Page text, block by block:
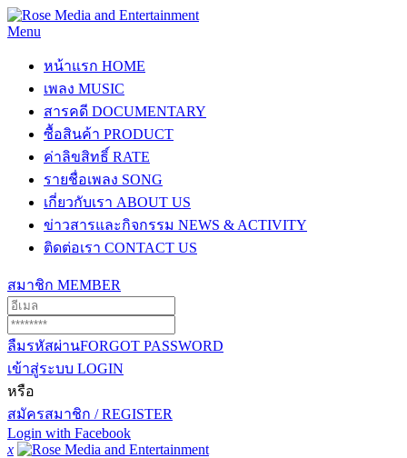
Menu
หน้าแรก HOME
เพลง MUSIC
สารคดี DOCUMENTARY
ซื้อสินค้า PRODUCT
ค่าลิขสิทธิ์ RATE
รายชื่อเพลง SONG
เกี่ยวกับเรา ABOUT US
ข่าวสารและกิจกรรม NEWS & ACTIVITY
ติดต่อเรา CONTACT US
สมาชิก MEMBER
ลืมรหัสผ่านFORGOT PASSWORD
เข้าสู่ระบบ LOGIN
หรือ
สมัครสมาชิก / REGISTER
Login with Facebook
x